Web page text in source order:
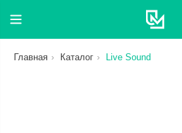
Главная Каталог Live Sound